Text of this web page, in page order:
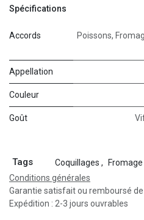
Spécifications
Accords Poissons,
Appellation
Couleur
Goût
Tags Coquillages , Fromage
Conditions générales
Garantie satisfait ou remboursé
Expédition : 2-3 jours ouvrables